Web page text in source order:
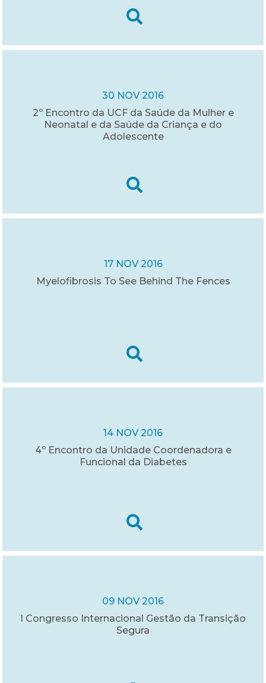
30 NOV 2016
2º Encontro da UCF da Saúde da Mulher e
Neonatal e da Saúde da Criança e do
Adolescente
17 NOV 2016
Myelofibrosis To See Behind The Fences
14 NOV 2016
4º Encontro da Unidade Coordenadora e
Funcional da Diabetes
09 NOV 2016
I Congresso Internacional Gestão da Transição
Segura